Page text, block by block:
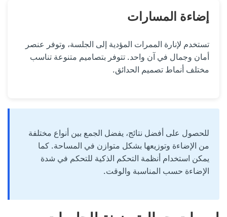
إضاءة المسارات
تستخدم لإنارة الممرات المؤدية إلى الجلسة، وتوفر عنصر
أمان وجمال في آن واحد. تتوفر بتصاميم متنوعة تناسب
مختلف أنماط تصميم الحدائق.
للحصول على أفضل نتائج، يفضل الجمع بين أنواع مختلفة
من الإضاءة وتوزيعها بشكل متوازن في المساحة. كما
يمكن استخدام أنظمة التحكم الذكية للتحكم في شدة
الإضاءة حسب المناسبة والوقت.